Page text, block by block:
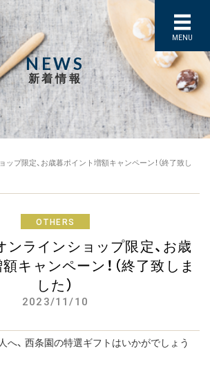
NEWS
新着情報
ップ限定、お歳暮ポイント増額キャンペーン！（終了致し
OTHERS
ンラインショップ限定、お歳
キャンペーン！（終了致しま
した）
2023/11/10
へ、 西条園の特選ギフトはいかがでしょう
MENU